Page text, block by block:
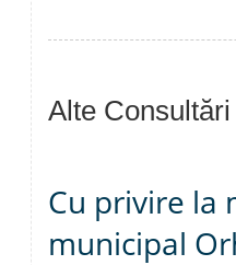
Alte
Cu privire la
municipal